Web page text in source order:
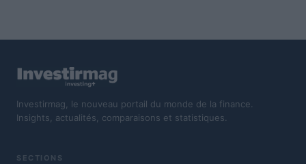
Investirmag, le nouveau portail du monde de la finance.
Insights, actualités, comparaisons et statistiques.
SECTIONS